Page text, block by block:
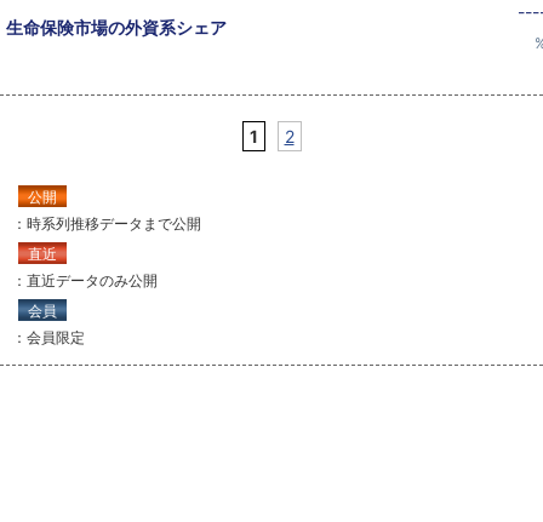
生命保険市場の外資系シェア
1 2
公開
：時系列推移データまで公開
直近
：直近データのみ公開
会員
：会員限定